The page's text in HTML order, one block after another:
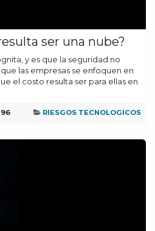
ser una nube?
y es que la seguridad no
las empresas se enfoquen en
el costo resulta ser para ellas en
RIESGOS TECNOLOGICOS